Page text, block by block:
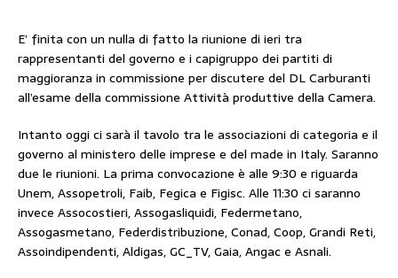
E’ finita con un nulla di fatto la riunione di ieri tra
rappresentanti del governo e i capigruppo dei partiti di
maggioranza in commissione per discutere del DL Carburanti
all’esame della commissione Attività produttive della Camera.
Intanto oggi ci sarà il tavolo tra le associazioni di categoria e il
governo al ministero delle imprese e del made in Italy. Saranno
due le riunioni. La prima convocazione è alle 9:30 e riguarda
Unem, Assopetroli, Faib, Fegica e Figisc. Alle 11:30 ci saranno
invece Assocostieri, Assogasliquidi, Federmetano,
Assogasmetano, Federdistribuzione, Conad, Coop, Grandi Reti,
Assoindipendenti, Aldigas, GC_TV, Gaia, Angac e Asnali.